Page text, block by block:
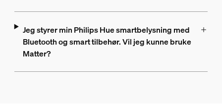
Jeg styrer min Philips Hue smartbelysning med
Bluetooth og smart tilbehør. Vil jeg kunne bruke
Matter?